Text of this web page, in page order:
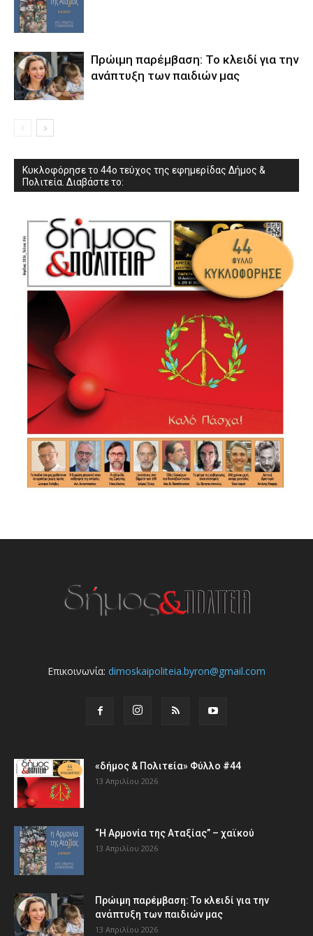
Πρώιμη παρέμβαση: Το κλειδί για την
ανάπτυξη των παιδιών µας
Κυκλοφόρησε το 44ο τεύχος της εφημερίδας Δήμος &
Πολιτεία. Διαβάστε το:
Επικοινωνία: dimoskaipoliteia.byron@gmail.com
«δήμος & Πολιτεία» Φύλλο #44
13 Απριλίου 2026
“Η Αρμονία της Αταξίας” – χαϊκού
13 Απριλίου 2026
Πρώιμη παρέμβαση: Το κλειδί για την
ανάπτυξη των παιδιών µας
13 Απριλίου 2026